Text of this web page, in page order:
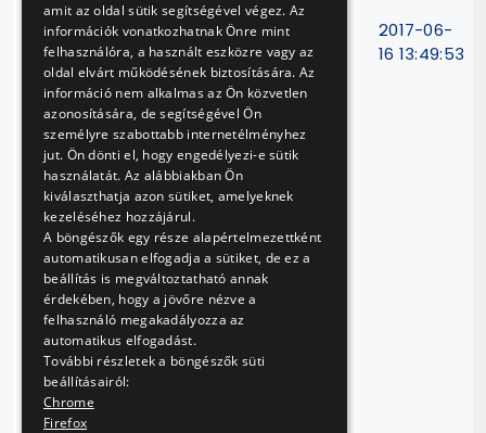
Vállalkozási
szerződés a felszíni
és a felszín alatti
közösségi
közlekedésben
forgalomirányítási
és
utastájékoztatási
rendszer
fejlesztésének
(KMOP azonosító:
KMOP-2.3.1/A-
2009-0001)
megvalósítására,
a szoftverkövetés
és fejlesztés
biztosításával
14/TB-
180/10
2017-06-
16 13:49:53
amit az oldal sütik segítségével végez. Az
információk vonatkozhatnak Önre mint
felhasználóra, a használt eszközre vagy az
oldal elvárt működésének biztosítására. Az
információ nem alkalmas az Ön közvetlen
azonosítására, de segítségével Ön
személyre szabottabb internetélményhez
jut. Ön dönti el, hogy engedélyezi-e sütik
használatát. Az alábbiakban Ön
kiválaszthatja azon sütiket, amelyeknek
kezeléséhez hozzájárul.
A böngészők egy része alapértelmezettként
automatikusan elfogadja a sütiket, de ez a
beállítás is megváltoztatható annak
érdekében, hogy a jövőre nézve a
felhasználó megakadályozza az
automatikus elfogadást.
További részletek a böngészők süti
beállításairól:
Chrome
Firefox